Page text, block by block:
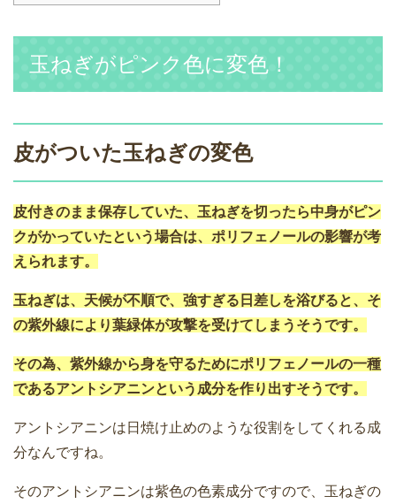
玉ねぎがピンク色に変色！
皮がついた玉ねぎの変色
皮付きのまま保存していた、玉ねぎを切ったら中身がピン
クがかっていたという場合は、ポリフェノールの影響が考
えられます。
玉ねぎは、天候が不順で、強すぎる日差しを浴びると、そ
の紫外線により葉緑体が攻撃を受けてしまうそうです。
その為、紫外線から身を守るためにポリフェノールの一種
であるアントシアニンという成分を作り出すそうです。
アントシアニンは日焼け止めのような役割をしてくれる成
分なんですね。
そのアントシアニンは紫色の色素成分ですので、玉ねぎの